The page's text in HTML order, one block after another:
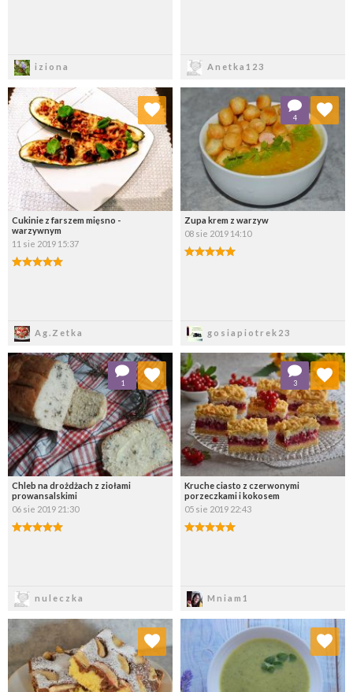
iziona Anetka123
Cukinie z farszem mięsno -
warzywnym
11 sie 2019 15:37
Ag.Zetka
Dodaj do ulubionych
Wybierz listę:
Zupa krem z warzyw
08 sie 2019 14:10
gosiapiotrek23
4
Dodaj do ulubionych
Wybierz listę:
Chleb na drożdżach z ziołami
prowansalskimi
06 sie 2019 21:30
nuleczka
1
Dodaj do ulubionych
Wybierz listę:
Kruche ciasto z czerwonymi
porzeczkami i kokosem
05 sie 2019 22:43
Mniam1
3
Dodaj do ulubionych
Wybierz listę:
Dodaj do ulubionych
Wybierz listę:
Dodaj do ulubionych
Wybierz listę: